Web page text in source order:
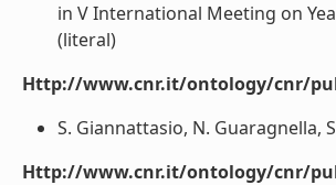
in V International Meeting on
(literal)
Http://www.cnr.it/ontology/cnr/
S. Giannattasio, N. Guaragnella,
Http://www.cnr.it/ontology/cnr/